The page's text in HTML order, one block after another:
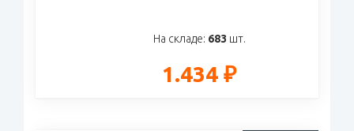
На складе: 683 шт.
1.434 ₽